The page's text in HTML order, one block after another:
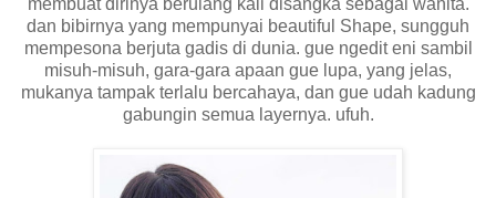
membuat dirinya berulang kali disangka sebagai wanita.
dan bibirnya yang mempunyai beautiful Shape, sungguh
mempesona berjuta gadis di dunia. gue ngedit eni sambil
misuh-misuh, gara-gara apaan gue lupa, yang jelas,
mukanya tampak terlalu bercahaya, dan gue udah kadung
gabungin semua layernya. ufuh.